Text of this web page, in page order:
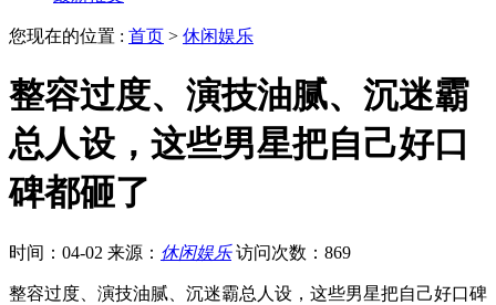
您现在的位置 : 首页 > 休闲娱乐
整容过度、演技油腻、沉迷霸
总人设，这些男星把自己好口
碑都砸了
时间：04-02 来源： 休闲娱乐 访问次数：869
整容过度、演技油腻、沉迷霸总人设，这些男星把自己好口碑